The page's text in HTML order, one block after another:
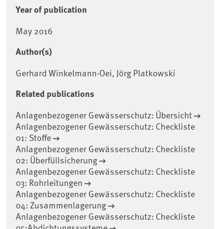
Year of publication
May 2016
Author(s)
Gerhard Winkelmann-Oei, Jörg Platkowski
Related publications
Anlagenbezogener Gewässerschutz: Übersicht
Anlagenbezogener Gewässerschutz: Checkliste
01: Stoffe
Anlagenbezogener Gewässerschutz: Checkliste
02: Überfüllsicherung
Anlagenbezogener Gewässerschutz: Checkliste
03: Rohrleitungen
Anlagenbezogener Gewässerschutz: Checkliste
04: Zusammenlagerung
Anlagenbezogener Gewässerschutz: Checkliste